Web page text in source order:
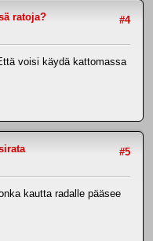
#4
ratoja?
voisi käydä kattomassa
#5
kautta radalle pääsee